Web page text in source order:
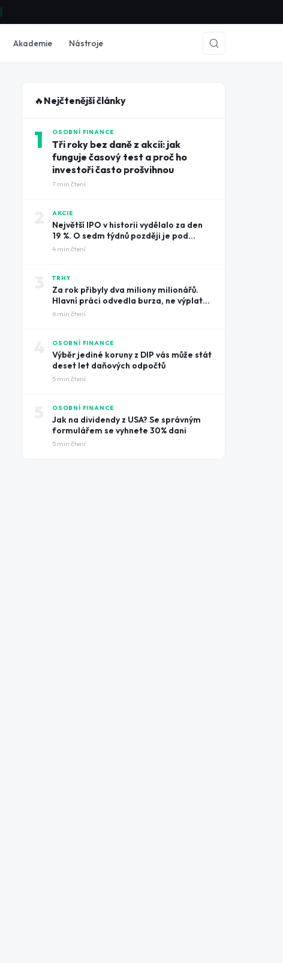
Akademie Nástroje
🔥 Nejčtenější články
1 OSOBNÍ FINANCE
Tři roky bez daně z akcií: jak
funguje časový test a proč ho
investoři často prošvihnou
7 min čtení
AKCIE
Největší IPO v historii vydělalo za den
19 %. O sedm týdnů později je pod
cenou úpisu
4 min čtení
TRHY
Za rok přibyly dva miliony milionářů.
Hlavní práci odvedla burza, ne výplatní
pásky
6 min čtení
OSOBNÍ FINANCE
Výběr jediné koruny z DIP vás může stát
deset let daňových odpočtů
5 min čtení
OSOBNÍ FINANCE
Jak na dividendy z USA? Se správným
formulářem se vyhnete 30% dani
5 min čtení